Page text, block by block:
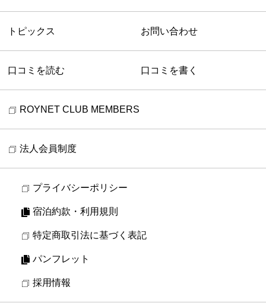
トピックス お問い合わせ
口コミを読む 口コミを書く
ROYNET CLUB MEMBERS
法人会員制度
プライバシーポリシー
宿泊約款・利用規則
特定商取引法に基づく表記
パンフレット
採用情報